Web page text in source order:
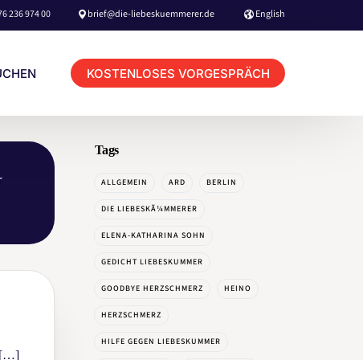
236 974 00 brief@die-liebeskuemmerer.de English
KUNDEN LOGIN TERMINBUCHUNG
BERATER LOGIN TERMINBUCHUNG
HOME
KOSTENLOSES VORGESPRÄCH
[…]
Tags
ALLGEMEIN ARD BERLIN
DIE LIEBESKÃ¼MMERER
ELENA-KATHARINA SOHN
GEDICHT LIEBESKUMMER
GOODBYE HERZSCHMERZ HEINO
HERZSCHMERZ
HILFE GEGEN LIEBESKUMMER